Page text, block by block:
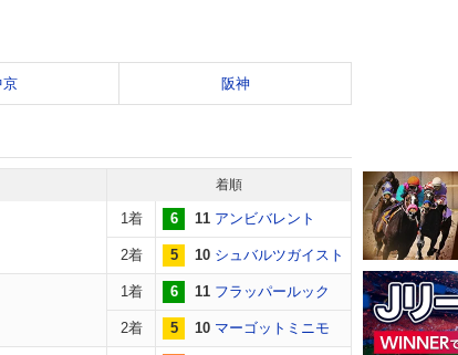
京 阪神
着順
1着 6 11 アンビバレント
2着 5 10 シュバルツガイスト
1着 6 11 フラッパールック
2着 5 10 マーゴットミニモ